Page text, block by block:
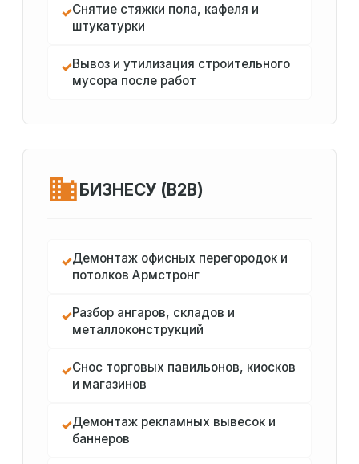
✓Снятие стяжки пола, кафеля и
штукатурки
✓Вывоз и утилизация строительного
мусора после работ
БИЗНЕСУ (B2B)
✓Демонтаж офисных перегородок и
потолков Армстронг
✓Разбор ангаров, складов и
металлоконструкций
✓Снос торговых павильонов, киосков
и магазинов
✓Демонтаж рекламных вывесок и
баннеров